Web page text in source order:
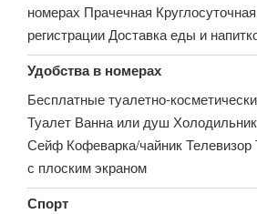
номерах Прачечная
регистрации Доставка еды и
Удобства в номерах
Бесплатные туалетно-
Туалет Ванна или душ
Сейф Кофеварка/чайник
с плоским экраном
Спорт